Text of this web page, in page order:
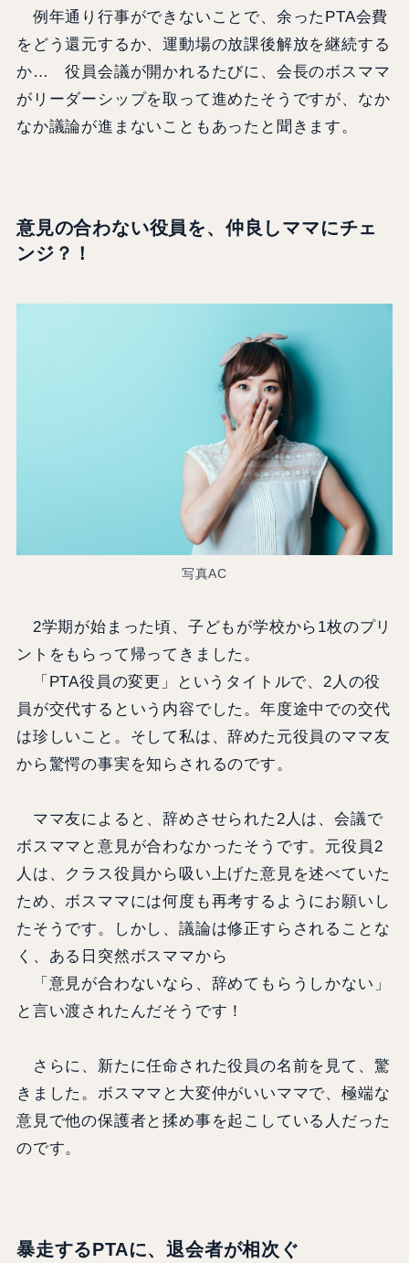
例年通り行事ができないことで、余ったPTA会費
をどう還元するか、運動場の放課後解放を継続する
か… 役員会議が開かれるたびに、会長のボスママ
がリーダーシップを取って進めたそうですが、なか
なか議論が進まないこともあったと聞きます。
意見の合わない役員を、仲良しママにチェ
ンジ？！
写真AC
2学期が始まった頃、子どもが学校から1枚のプリ
ントをもらって帰ってきました。
「PTA役員の変更」というタイトルで、2人の役
員が交代するという内容でした。年度途中での交代
は珍しいこと。そして私は、辞めた元役員のママ友
から驚愕の事実を知らされるのです。
ママ友によると、辞めさせられた2人は、会議で
ボスママと意見が合わなかったそうです。元役員2
人は、クラス役員から吸い上げた意見を述べていた
ため、ボスママには何度も再考するようにお願いし
たそうです。しかし、議論は修正すらされることな
く、ある日突然ボスママから
「意見が合わないなら、辞めてもらうしかない」
と言い渡されたんだそうです！
さらに、新たに任命された役員の名前を見て、驚
きました。ボスママと大変仲がいいママで、極端な
意見で他の保護者と揉め事を起こしている人だった
のです。
暴走するPTAに、退会者が相次ぐ